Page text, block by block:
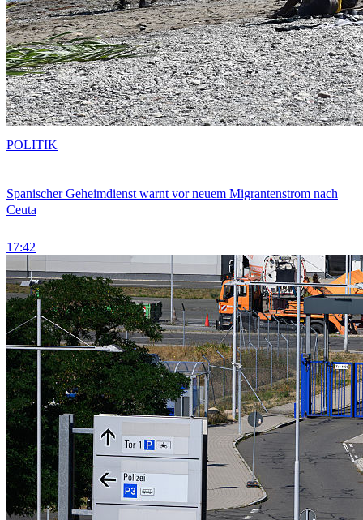
Spanischer Geheimdienst warnt vor neuem Migrantenstrom nach
Ceuta
17:42
POLITIK